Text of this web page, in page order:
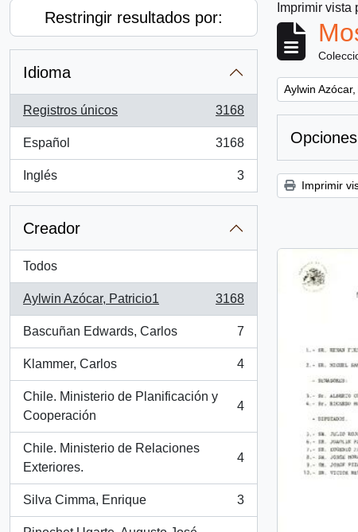
Restringir resultados por:
Idioma
Registros únicos
, 3168 resultados
3168
Español
, 3168 resultados
3168
Inglés
, 3 resultados
3
Creador
Todos
Aylwin Azócar, Patricio1
, 3168 resultados
3168
Bascuñan Edwards, Carlos
, 7 resultados
7
Klammer, Carlos
, 4 resultados
4
Chile. Ministerio de Planificación y
Cooperación
, 4 resultados
4
Chile. Ministerio de Relaciones
Exteriores.
, 4 resultados
4
Silva Cimma, Enrique
, 3 resultados
3
Imprimir vista
Remove filter:
Aylwin Azócar,
Imprimir